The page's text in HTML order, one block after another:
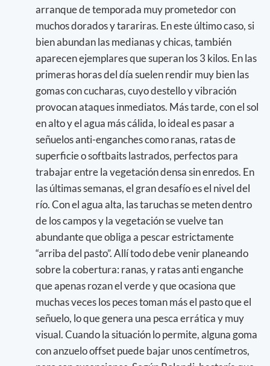
arranque de temporada muy prometedor con
muchos dorados y tarariras. En este último caso, si
bien abundan las medianas y chicas, también
aparecen ejemplares que superan los 3 kilos. En las
primeras horas del día suelen rendir muy bien las
gomas con cucharas, cuyo destello y vibración
provocan ataques inmediatos. Más tarde, con el sol
en alto y el agua más cálida, lo ideal es pasar a
señuelos anti-enganches como ranas, ratas de
superficie o softbaits lastrados, perfectos para
trabajar entre la vegetación densa sin enredos. En
las últimas semanas, el gran desafío es el nivel del
río. Con el agua alta, las taruchas se meten dentro
de los campos y la vegetación se vuelve tan
abundante que obliga a pescar estrictamente
“arriba del pasto”. Allí todo debe venir planeando
sobre la cobertura: ranas, y ratas anti enganche
que apenas rozan el verde y que ocasiona que
muchas veces los peces toman más el pasto que el
señuelo, lo que genera una pesca errática y muy
visual. Cuando la situación lo permite, alguna goma
con anzuelo offset puede bajar unos centímetros,